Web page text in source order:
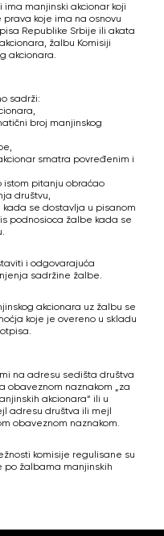
manjinski akcionar koji
koje ima na osnovu
Republike Srbije ili akata
žalbu Komisiji
akcionara.
sadrži:
broj manjinskog
smatra povređenim i
istom pitanju obraćao
društvu,
se dostavlja u pisanom
podnosioca žalbe kada se
i odgovarajuća
sadržine žalbe.
akcionara uz žalbu se
koje je overeno u skladu
na adresu sedišta društva
obaveznom naznakom „za
akcionara“ ili u
adresu društva ili mejl
obaveznom naznakom.
komisije regulisane su
po žalbama manjinskih